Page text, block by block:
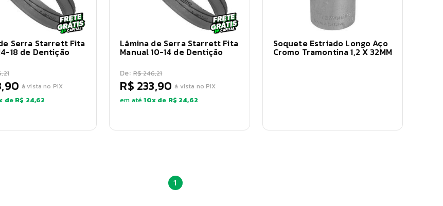
Serra Starrett Fita
18 de Dentição
à vista no PIX
de R$ 24,62
Lâmina de Serra Starrett Fita
Manual 10-14 de Dentição
De: R$ 246,21
R$ 233,90 à vista no PIX
em até10x de R$ 24,62
Soquete Estriado Longo Aço
Cromo Tramontina 1,2 X 32MM
1